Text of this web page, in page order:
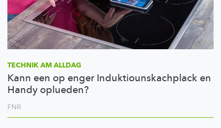
TECHNIK AM ALLDAG
Kann een op enger Induktiounskachplack en
Handy oplueden?
FNR